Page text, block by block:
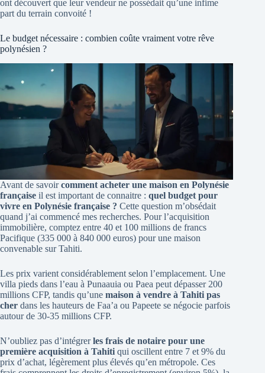
ont découvert que leur vendeur ne possédait qu’une infime
part du terrain convoité !
Le budget nécessaire : combien coûte vraiment votre rêve
polynésien ?
Avant de savoircomment acheter une maison en Polynésie
française il est important de connaitre : quel budget pour
vivre en Polynésie française ? Cette question m’obsédait
quand j’ai commencé mes recherches. Pour l’acquisition
immobilière, comptez entre 40 et 100 millions de francs
Pacifique (335 000 à 840 000 euros) pour une maison
convenable sur Tahiti.
Les prix varient considérablement selon l’emplacement. Une
villa pieds dans l’eau à Punaauia ou Paea peut dépasser 200
millions CFP, tandis qu’une maison à vendre à Tahiti pas
cher dans les hauteurs de Faa’a ou Papeete se négocie parfois
autour de 30-35 millions CFP.
N’oubliez pas d’intégrerles frais de notaire pour une
première acquisition à Tahiti qui oscillent entre 7 et 9% du
prix d’achat, légèrement plus élevés qu’en métropole. Ces